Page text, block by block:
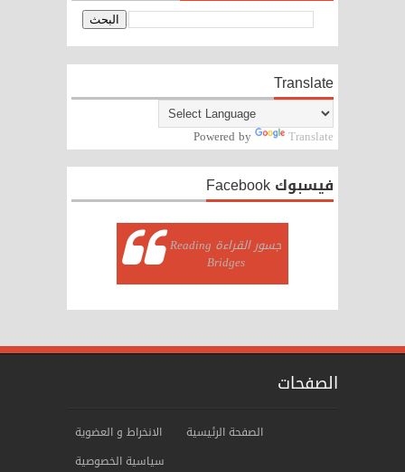
Translate
Powered by Translate
فيسبوك Facebook
‏جسور القراءة Reading
Bridges‏
الصفحات
الانخراط و العضوية
الصفحة الرئيسية
سياسية الخصوصية